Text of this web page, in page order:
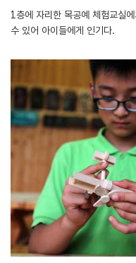
1층에 자리한 목공예 체험교실
수 있어 아이들에게 인기다.